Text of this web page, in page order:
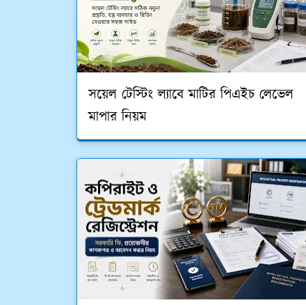
সয়েল টেস্টিং ল্যাবে মাটির পিএইচ লেভেল
মাপার নিয়ম